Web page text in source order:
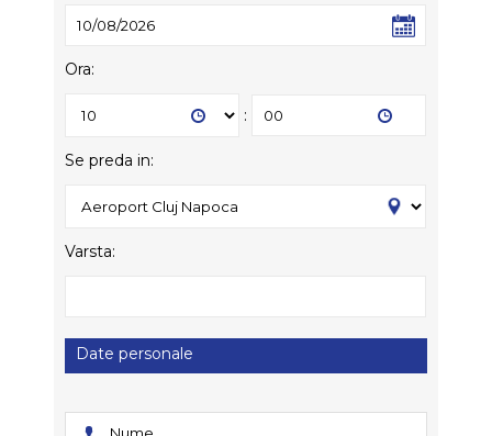
Ora:
:
Se preda in:
Varsta:
Date personale